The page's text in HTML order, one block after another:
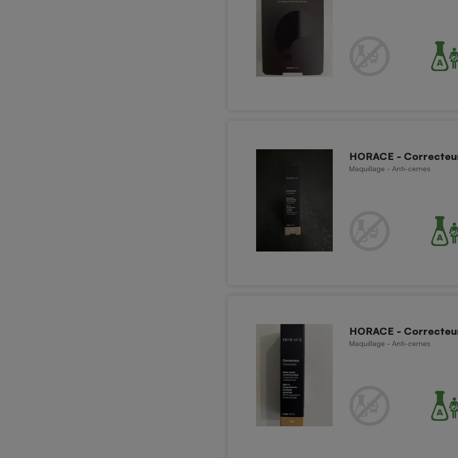
HORACE -
Maquillage - Anti-cernes
HORACE -
Maquillage - Anti-cernes